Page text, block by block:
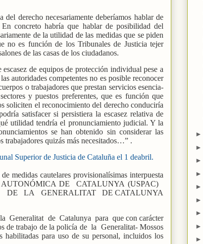
derecho necesariamente deberíamos hablar de
concreto habría que hablar de posibilidad del
de la utilidad de las medidas que se piden
no es función de los Tribunales de Justicia tejer
de las casas de los ciudadanos.
de equipos de protección individual pese a
autoridades competentes no es posible reconocer
o trabajadores que prestan servicios esencia-
y puestos preferentes, que es función que
soliciten el reconocimiento del derecho conduciría
satisfacer si persistiera la escasez relativa de
utilidad tendría el pronunciamiento judicial. Y la
se han obtenido sin considerar las
trabajadores quizás más necesitados…” .
Superior de Justicia de Cataluña el 1 deabril.
cautelares provisionalísimas interpuesta
DE
CATALUNYA (USPAC)
DE LA GENERALITAT
DE CATALUNYA
Generalitat de Catalunya para que con carácter
de trabajo de la policía de la Generalitat- Mossos
habilitadas para uso de su personal, incluidos los
►
►
►
►
►
►
►
►
►